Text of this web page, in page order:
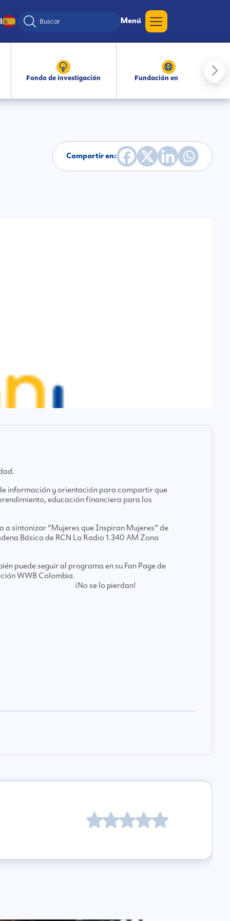
Menú
Fondo de investigación Fundación en medios
Compartir en:
información y orientación para compartir que
educación financiera para los
a sintonizar “Mujeres que Inspiran Mujeres” de
Básica de RCN La Radio 1.340 AM Zona
puede seguir al programa en su Fan Page de
WWB Colombia.
¡No se lo pierdan!